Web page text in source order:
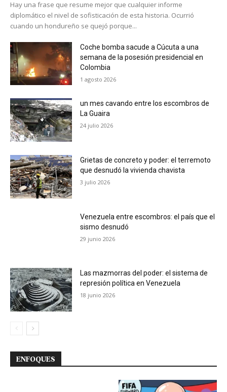
Hay una frase que resume mejor que cualquier informe
diplomático el nivel de sofisticación de esta historia. Ocurrió
cuando un hondureño se quejó porque...
Coche bomba sacude a Cúcuta a una
semana de la posesión presidencial en
Colombia
1 agosto 2026
un mes cavando entre los escombros de
La Guaira
24 julio 2026
Grietas de concreto y poder: el terremoto
que desnudó la vivienda chavista
3 julio 2026
Venezuela entre escombros: el país que el
sismo desnudó
29 junio 2026
Las mazmorras del poder: el sistema de
represión política en Venezuela
18 junio 2026
ENFOQUES